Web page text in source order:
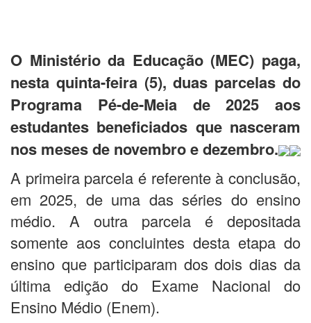
O Ministério da Educação (MEC) paga,
nesta quinta-feira (5), duas parcelas do
Programa Pé-de-Meia de 2025 aos
estudantes beneficiados que nasceram
nos meses de novembro e dezembro.
A primeira parcela é referente à conclusão,
em 2025, de uma das séries do ensino
médio. A outra parcela é depositada
somente aos concluintes desta etapa do
ensino que participaram dos dois dias da
última edição do Exame Nacional do
Ensino Médio (Enem).